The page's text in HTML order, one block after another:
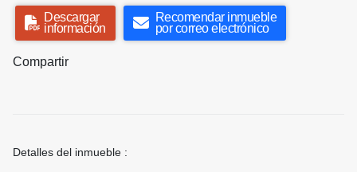
Descargar
información
Recomendar inmueble
por correo electrónico
Compartir
Detalles del inmueble :